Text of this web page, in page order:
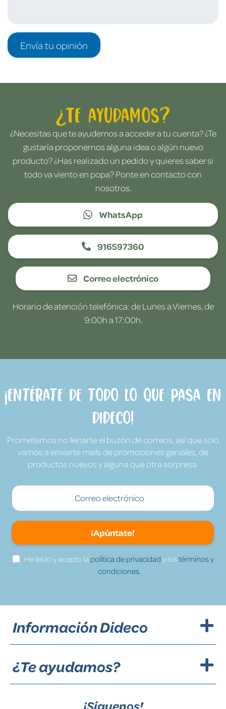
Envía tu opinión
¿Te ayudamos?
¿Necesitas que te ayudemos a acceder a tu cuenta? ¿Te
gustaría proponernos alguna idea o algún nuevo
producto? ¿Has realizado un pedido y quieres saber si
todo va viento en popa? Ponte en contacto con
nosotros.
WhatsApp
916597360
Correo electrónico
Horario de atención telefónica: de Lunes a Viernes, de
9:00h a 17:00h.
¡Entérate de todo lo que pasa en
Dideco!
Prometemos no llenarte el buzón de correos, así que solo
vamos a enviarte mails de promociones geniales, de
productos nuevos y alguna que otra sorpresa.
¡Apúntate!
He leído y acepto la política de privacidad y lostérminos y
condiciones.
Información Dideco
¿Te ayudamos?
¡Síguenos!